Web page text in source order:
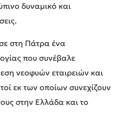
δυναμικό και
στη Πάτρα ένα
που συνέβαλε
νεοφυών εταιρειών και
εκ των οποίων συνεχίζουν
στην Ελλάδα και το